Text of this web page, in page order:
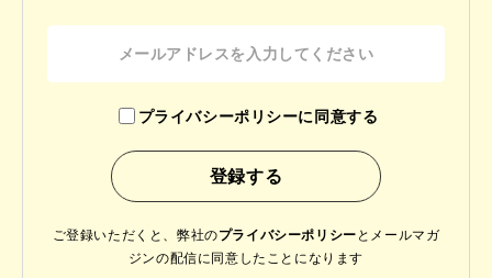
プライバシーポリシーに同意する
ご登録いただくと、弊社のプライバシーポリシー と メールマガ
ジンの配信に同意したことになります